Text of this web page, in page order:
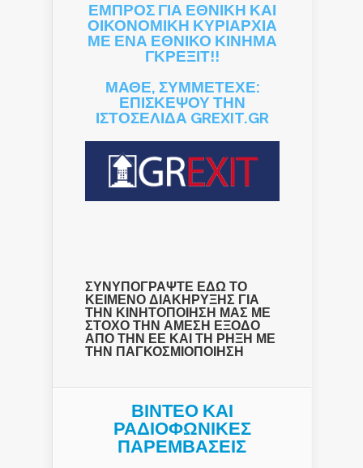
ΕΜΠΡΟΣ ΓΙΑ ΕΘΝΙΚΗ ΚΑΙ
ΟΙΚΟΝΟΜΙΚΗ ΚΥΡΙΑΡΧΙΑ
ΜΕ ΕΝΑ ΕΘΝΙΚΟ ΚΙΝΗΜΑ
ΓΚΡΕΞΙΤ!!
ΜΑΘΕ, ΣΥΜΜΕΤΕΧΕ:
ΕΠΙΣΚΕΨΟΥ ΤΗΝ
ΙΣΤΟΣΕΛΙΔΑ GREXIT.GR
ΣΥΝΥΠΟΓΡΑΨΤΕ ΕΔΩ ΤΟ
ΚΕΙΜΕΝΟ ΔΙΑΚΗΡΥΞΗΣ ΓΙΑ
ΤΗΝ ΚΙΝΗΤΟΠΟΙΗΣΗ ΜΑΣ ΜΕ
ΣΤΟΧΟ ΤΗΝ ΑΜΕΣΗ ΕΞΟΔΟ
ΑΠΟ ΤΗΝ ΕΕ ΚΑΙ ΤΗ ΡΗΞΗ ΜΕ
ΤΗΝ ΠΑΓΚΟΣΜΙΟΠΟΙΗΣΗ
ΒΙΝΤΕΟ ΚΑΙ
ΡΑΔΙΟΦΩΝΙΚΕΣ
ΠΑΡΕΜΒΑΣΕΙΣ